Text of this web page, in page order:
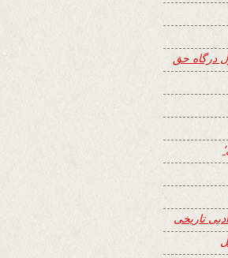
درگاه حق
تاریخی